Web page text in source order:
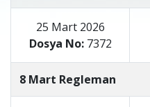
25 Mart 2026
Dosya No:7372
8 Mart Regleman